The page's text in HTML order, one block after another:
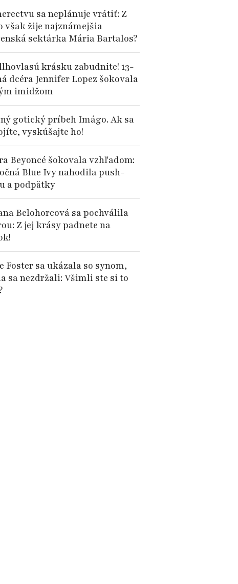
sa neplánuje vrátiť: Z
však žije najznámejšia
sektárka Mária Bartalos?
krásku zabudnite! 13-
dcéra Jennifer Lopez šokovala
imidžom
gotický príbeh Imágo. Ak sa
vyskúšajte ho!
Beyoncé šokovala vzhľadom:
Blue Ivy nahodila push-
a podpätky
Belohorcová sa pochválila
Z jej krásy padnete na
Foster sa ukázala so synom,
sa nezdržali: Všimli ste si to